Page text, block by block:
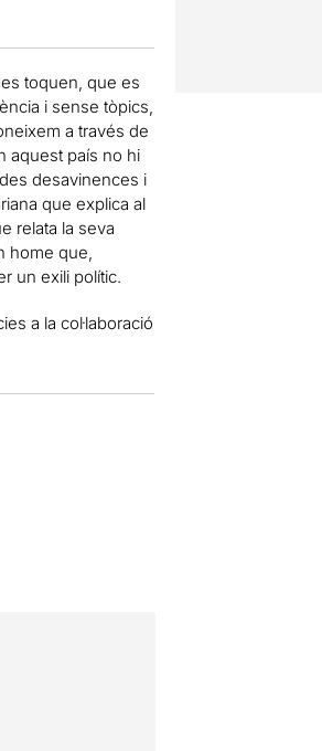
toquen, que es
i sense tòpics,
a través de
aquest país no hi
desavinences i
que explica al
relata la seva
home que,
un exili polític.
a la col·laboració